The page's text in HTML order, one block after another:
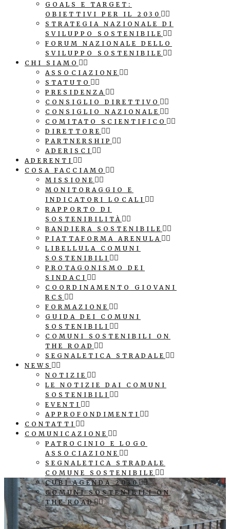
GOALS E TARGET:
OBIETTIVI PER IL 2030
STRATEGIA NAZIONALE DI
SVILUPPO SOSTENIBILE
FORUM NAZIONALE DELLO
SVILUPPO SOSTENIBILE
CHI SIAMO
ASSOCIAZIONE
STATUTO
PRESIDENZA
CONSIGLIO DIRETTIVO
CONSIGLIO NAZIONALE
COMITATO SCIENTIFICO
DIRETTORE
PARTNERSHIP
ADERISCI
ADERENTI
COSA FACCIAMO
MISSIONE
MONITORAGGIO E
INDICATORI LOCALI
RAPPORTO DI
SOSTENIBILITÀ
BANDIERA SOSTENIBILE
PIATTAFORMA ARENULA
LIBELLULA COMUNI
SOSTENIBILI
PROTAGONISMO DEI
SINDACI
COORDINAMENTO GIOVANI
RCS
FORMAZIONE
GUIDA DEI COMUNI
SOSTENIBILI
COMUNI SOSTENIBILI ON
THE ROAD
SEGNALETICA STRADALE
NEWS
NOTIZIE
LE NOTIZIE DAI COMUNI
SOSTENIBILI
EVENTI
APPROFONDIMENTI
CONTATTI
COMUNICAZIONE
PATROCINIO E LOGO
ASSOCIAZIONE
SEGNALETICA STRADALE
COMUNE SOSTENIBILE
CUBI AGENDA 2030
COMUNI SOSTENIBILI ON
THE ROAD